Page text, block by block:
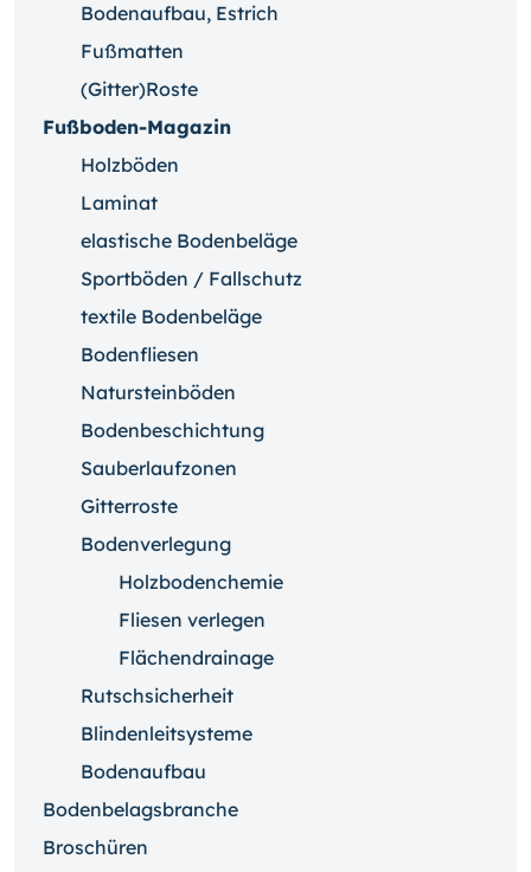
Bodenaufbau, Estrich
Fußmatten
(Gitter)Roste
Fußboden-Magazin
Holzböden
Laminat
elastische Bodenbeläge
Sportböden / Fallschutz
textile Bodenbeläge
Bodenfliesen
Natursteinböden
Bodenbeschichtung
Sauberlaufzonen
Gitterroste
Bodenverlegung
Holzbodenchemie
Fliesen verlegen
Flächendrainage
Rutschsicherheit
Blindenleitsysteme
Bodenaufbau
Bodenbelagsbranche
Broschüren